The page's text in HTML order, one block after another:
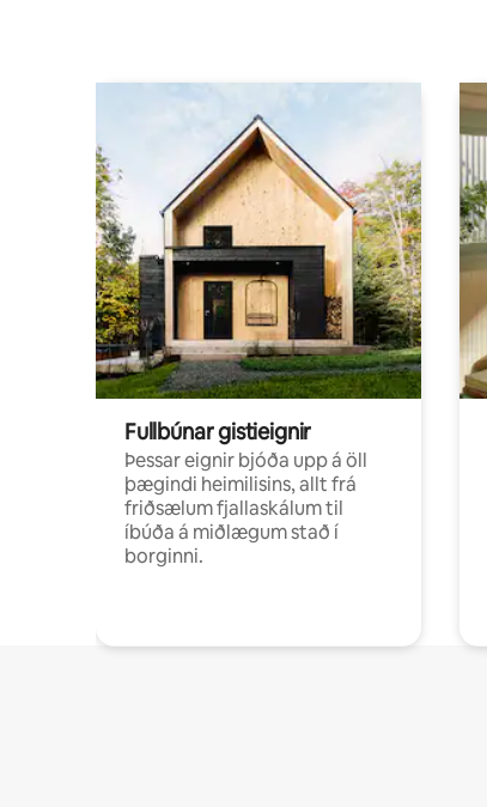
Fullbúnar gistieignir
Þessar eignir bjóða upp á öll
þægindi heimilisins, allt frá
friðsælum fjallaskálum til
íbúða á miðlægum stað í
borginni.